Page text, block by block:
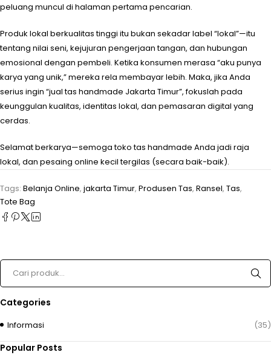
peluang muncul di halaman pertama pencarian.
Produk lokal berkualitas tinggi itu bukan sekadar label “lokal”—itu
tentang nilai seni, kejujuran pengerjaan tangan, dan hubungan
emosional dengan pembeli. Ketika konsumen merasa “aku punya
karya yang unik,” mereka rela membayar lebih. Maka, jika Anda
serius ingin “jual tas handmade Jakarta Timur”, fokuslah pada
keunggulan kualitas, identitas lokal, dan pemasaran digital yang
cerdas.
Selamat berkarya—semoga toko tas handmade Anda jadi raja
lokal, dan pesaing online kecil tergilas (secara baik-baik).
Tags: Belanja Online, jakarta Timur, Produsen Tas, Ransel, Tas,
Tote Bag
Categories
Informasi (35)
Popular Posts